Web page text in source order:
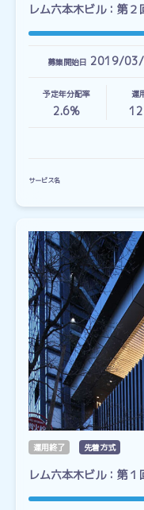
レム六本木ビル：第
募集開始日 2019/
予定年分配率
2.6%
運
12
サービス名
運用終了 先着方式
レム六本木ビル：第